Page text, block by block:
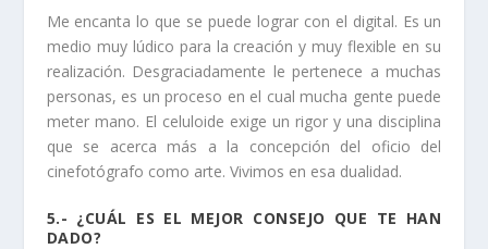
Me encanta lo que se puede lograr con el digital. Es un
medio muy lúdico para la creación y muy flexible en su
realización. Desgraciadamente le pertenece a muchas
personas, es un proceso en el cual mucha gente puede
meter mano. El celuloide exige un rigor y una disciplina
que se acerca más a la concepción del oficio del
cinefotógrafo como arte. Vivimos en esa dualidad.
5.- ¿CUÁL ES EL MEJOR CONSEJO QUE TE HAN
DADO?